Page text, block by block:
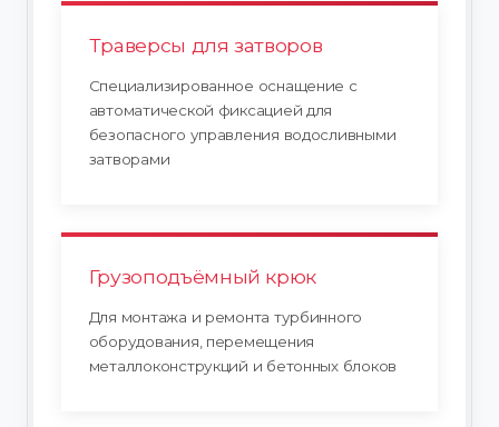
Траверсы для затворов
Специализированное оснащение с
автоматической фиксацией для
безопасного управления водосливными
затворами
Грузоподъёмный крюк
Для монтажа и ремонта турбинного
оборудования, перемещения
металлоконструкций и бетонных блоков